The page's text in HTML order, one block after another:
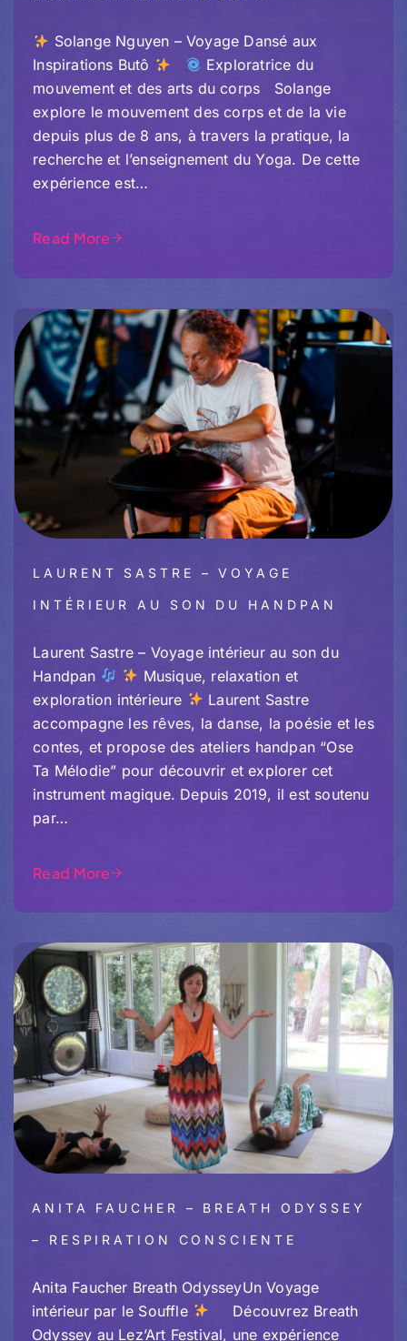
Solange Nguyen – Voyage Dansé aux
Inspirations Butô
Exploratrice du
mouvement et des arts du corps Solange
explore le mouvement des corps et de la vie
depuis plus de 8 ans, à travers la pratique, la
recherche et l’enseignement du Yoga. De cette
expérience est…
Read More
LAURENT SASTRE – VOYAGE
INTÉRIEUR AU SON DU HANDPAN
Laurent Sastre – Voyage intérieur au son du
Handpan
Musique, relaxation et
exploration intérieure
Laurent Sastre
accompagne les rêves, la danse, la poésie et les
contes, et propose des ateliers handpan “Ose
Ta Mélodie” pour découvrir et explorer cet
instrument magique. Depuis 2019, il est soutenu
par…
Read More
ANITA FAUCHER – BREATH ODYSSEY
– RESPIRATION CONSCIENTE
Anita Faucher Breath OdysseyUn Voyage
intérieur par le Souffle
Découvrez Breath
Odyssey au Lez’Art Festival, une expérience